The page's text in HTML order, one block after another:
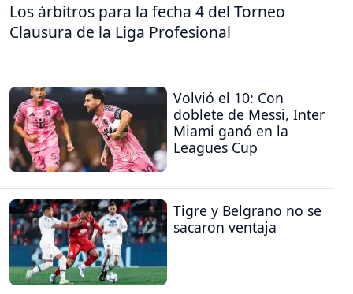
Los árbitros para la fecha 4 del Torneo
Clausura de la Liga Profesional
Volvió el 10: Con
doblete de Messi, Inter
Miami ganó en la
Leagues Cup
Tigre y Belgrano no se
sacaron ventaja